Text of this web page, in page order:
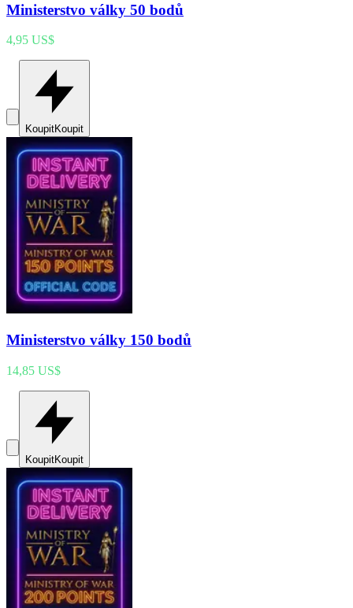
Ministerstvo války 50 bodů
4,95 US$
KoupitKoupit
Ministerstvo války 150 bodů
14,85 US$
KoupitKoupit